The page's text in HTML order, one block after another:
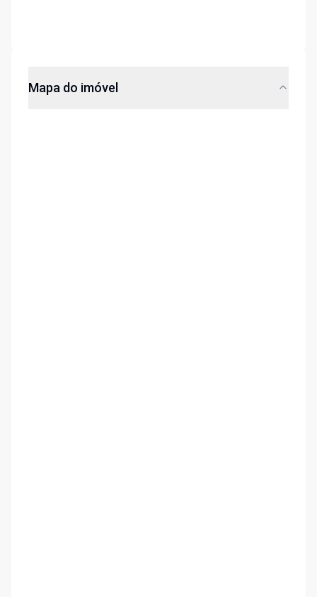
Mapa do imóvel